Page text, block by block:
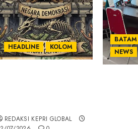
HEADLINE KOLOM
REDAKSI KEPRI GLOBAL
BATAM
NEWS